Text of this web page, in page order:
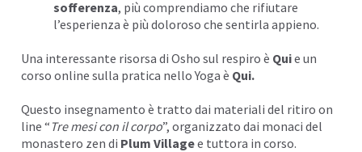
sofferenza, più comprendiamo che rifiutare
l’esperienza è più doloroso che sentirla appieno.
Una interessante risorsa di Osho sul respiro è Quie un
corso online sulla pratica nello Yoga è Qui.
Questo insegnamento è tratto dai materiali del ritiro on
line “ Tre mesi con il corpo”, organizzato dai monaci del
monastero zen di Plum Villagee tuttora in corso.